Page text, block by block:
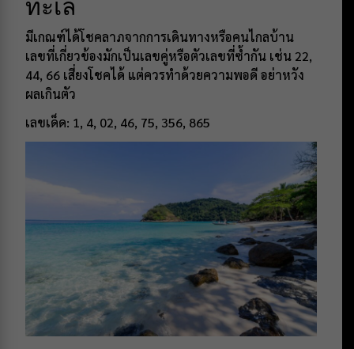
ทะเล
มีเกณฑ์ได้โชคลาภจากการเดินทางหรือคนไกลบ้าน
เลขที่เกี่ยวข้องมักเป็นเลขคู่หรือตัวเลขที่ซ้ำกัน เช่น 22,
44, 66 เสี่ยงโชคได้ แต่ควรทำด้วยความพอดี อย่าหวัง
ผลเกินตัว
เลขเด็ด: 1, 4, 02, 46, 75, 356, 865